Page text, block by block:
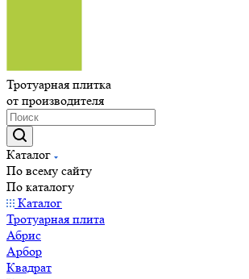
Тротуарная плитка
от производителя
Каталог
По всему сайту
По каталогу
Каталог
Тротуарная плита
Абрис
Арбор
Квадрат